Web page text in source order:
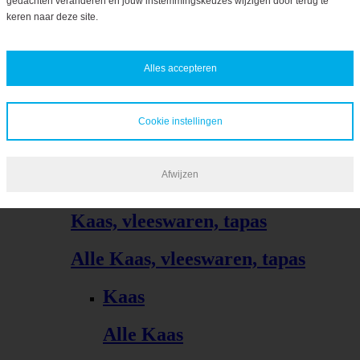
Bekijk alles
Biologisch
Bekijk alles
Kaas, vleeswaren, tapas
Alle Kaas, vleeswaren, tapas
Kaas
Alle Kaas
keren naar deze site.
Alles accepteren
Cookie instellingen
Afwijzen